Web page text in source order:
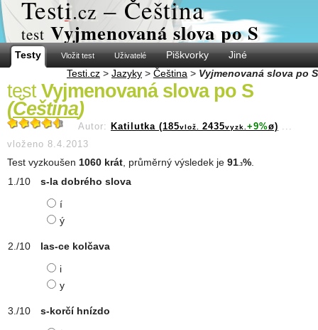
Testi.cz – Čeština
test Vyjmenovaná slova po S
Testy Vložit test Uživatelé Piškvorky
Jiné
Testi.cz > Jazyky > Čeština > Vyjmenovaná slova po S
test Vyjmenovaná slova po S
(Čeština)
Autor: Katilutka (185vlož. 2435vyzk. +9%ø) ...
vloženo 8.4.2013
Test vyzkoušen 1060 krát , průměrný výsledek je 91 .3%
s-la dobrého slova
í
ý
las-ce kolčava
i
y
s-korčí hnízdo